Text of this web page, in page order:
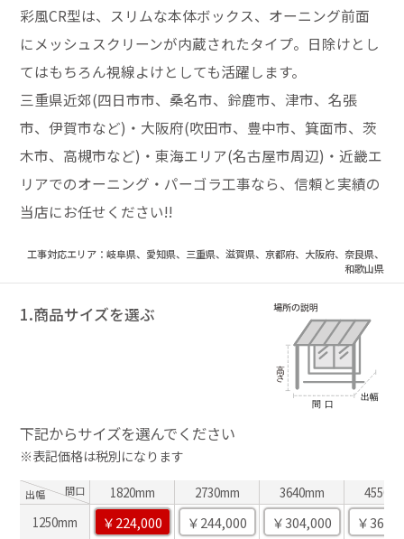
彩風CR型は、スリムな本体ボックス、オーニング前面
にメッシュスクリーンが内蔵されたタイプ。日除けとし
てはもちろん視線よけとしても活躍します。
三重県近郊(四日市市、桑名市、鈴鹿市、津市、名張
市、伊賀市など)・大阪府(吹田市、豊中市、箕面市、茨
木市、高槻市など)・東海エリア(名古屋市周辺)・近畿エ
リアでのオーニング・パーゴラ工事なら、信頼と実績の
当店にお任せください!!
工事対応エリア：岐阜県、愛知県、三重県、滋賀県、京都府、大阪府、奈良県、
和歌山県
1.商品サイズを選ぶ
下記からサイズを選んでください
※表記価格は税別になります
出幅 間口 1820mm 2730mm 3640mm
1250mm
￥224,000 ￥244,000 ￥304,000 ￥